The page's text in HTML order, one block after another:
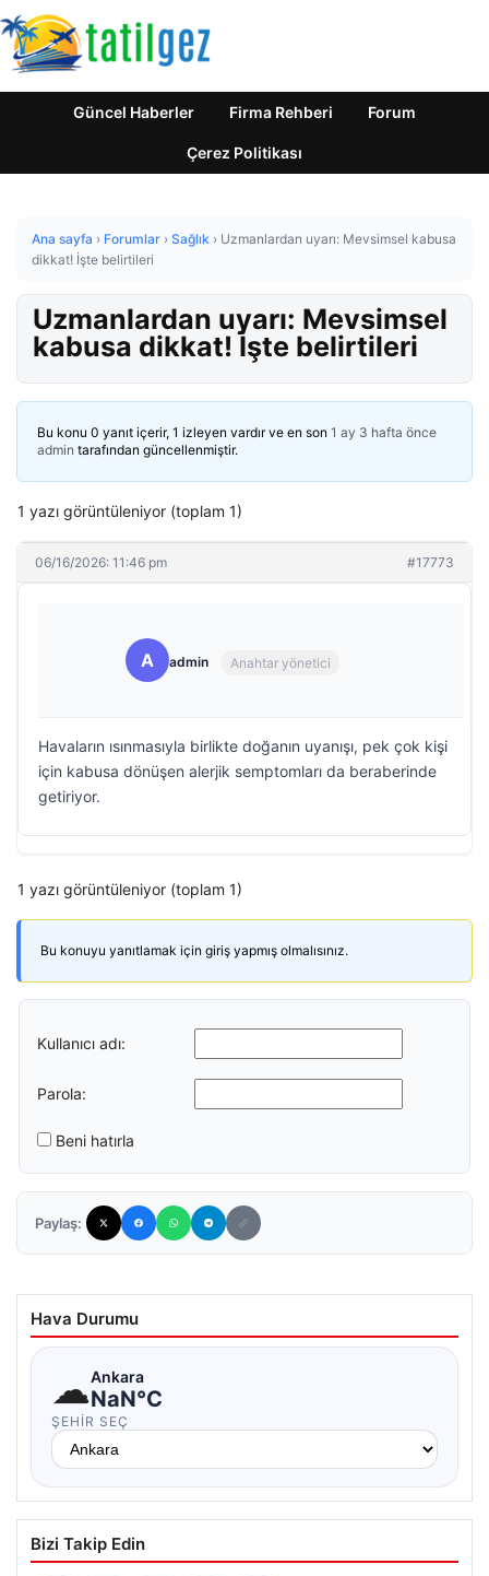
Güncel Haberler Firma Rehberi Forum
Çerez Politikası
Ana sayfa › Forumlar › Sağlık › Uzmanlardan uyarı: Mevsimsel kabusa
dikkat! İşte belirtileri
Uzmanlardan uyarı: Mevsimsel
kabusa dikkat! İşte belirtileri
Bu konu 0 yanıt içerir, 1 izleyen vardır ve en son 1 ay 3 hafta önce
admin tarafından güncellenmiştir.
1 yazı görüntüleniyor (toplam 1)
06/16/2026: 11:46 pm #17773
A admin Anahtar yönetici
Havaların ısınmasıyla birlikte doğanın uyanışı, pek çok kişi
için kabusa dönüşen alerjik semptomları da beraberinde
getiriyor.
1 yazı görüntüleniyor (toplam 1)
Bu konuyu yanıtlamak için giriş yapmış olmalısınız.
Kullanıcı adı:
Parola:
Beni hatırla
Paylaş:
Hava Durumu
☁Ankara
NaN°C
ŞEHIR SEÇ
Bizi Takip Edin